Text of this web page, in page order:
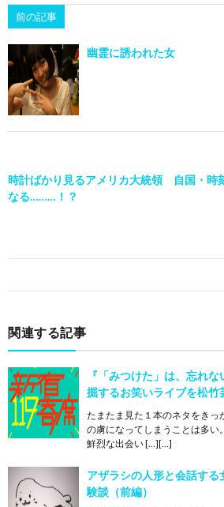
前の記事
幽霊に誘われた女
時計ばかり見るアメリカ大統領 自国・時
なる………！？
関連する記事
『「みつけた」は、忘れ
掘するお笑いライブを松竹
たまたま見た１本のネタをきっ
の虜になってしまうことは多い
鮮烈な出会い […][…]
アザラシの人形と会話す
験談（前編）